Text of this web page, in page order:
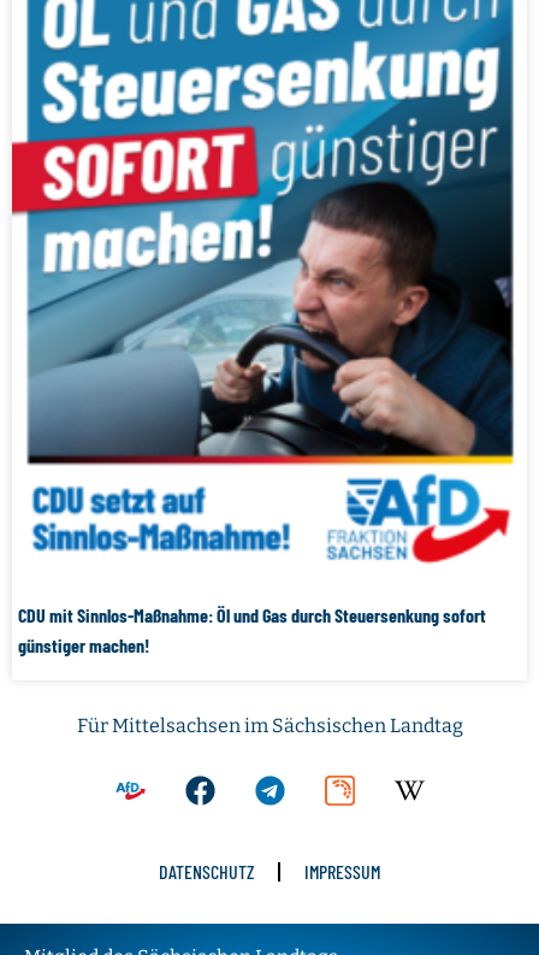
CDU mit Sinnlos-Maßnahme: Öl und Gas durch Steuersenkung sofort
günstiger machen!
Für Mittelsachsen im Sächsischen Landtag
DATENSCHUTZ IMPRESSUM